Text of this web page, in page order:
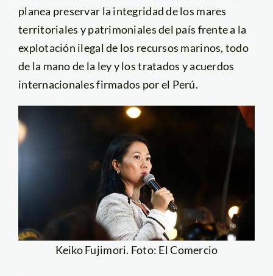
planea preservar la integridad de los mares
territoriales y patrimoniales del país frente a la
explotación ilegal de los recursos marinos, todo
de la mano de la ley y los tratados y acuerdos
internacionales firmados por el Perú.
Keiko Fujimori. Foto: El Comercio